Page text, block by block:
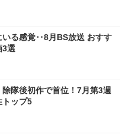
いる感覚‥8月BS放送 おすす
3選
隊後初作で首位！7月第3週
トップ5